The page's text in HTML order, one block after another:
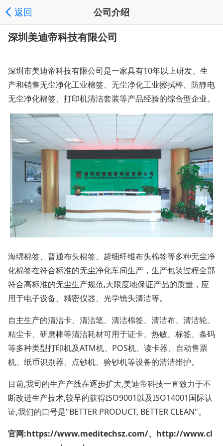
返回 公司介绍
深圳美迪帝科技有限公司
深圳市美迪帝科技有限公司是一家具有10年以上研发、生
产和销售无尘净化工业棉签、无尘净化工业擦拭棒、防静电
无尘净化棉签、打印机清洁套装等产品经验的综合型企业。
海绵棉签、普通布头棉签、超细纤维布头棉签等多种无尘净
化棉签在符合标准的无尘净化车间生产，生产包装过程全部
符合高标准的无尘生产规范,大限度地保证产品的质量，应
用于电子设备、精密仪器、光学镜头清洁等。
自主生产的清洁卡、清洁笔、清洁棉签、清洁布、清洁轮、
粘尘卡、研磨棒等清洁耗材可用于证卡、热敏、标签、条码
等多种类型打印机及ATM机、POS机、读卡器、自动售票
机、纸币识别器、点钞机、验钞机等设备的清洁维护。
目前,我司的生产产线在逐步扩大,美迪帝科技一直致力于不
断改进生产技术,较早的获得ISO9001以及ISO14001国际认
证,我们的口号是"BETTER PRODUCT, BETTER CLEAN"。
官网:https://www.meditechsz.com/、http://www.cl